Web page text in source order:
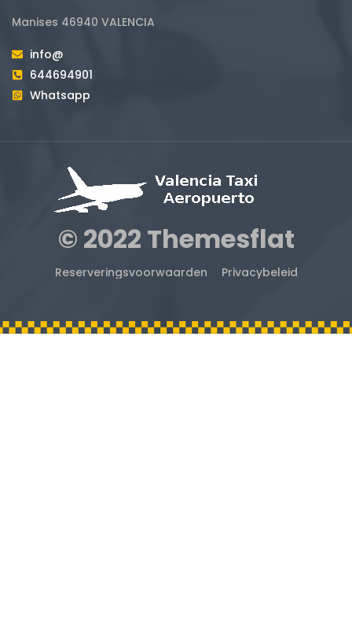
Manises 46940 VALENCIA
info@
644694901
Whatsapp
© 2022 Themesflat
Reserveringsvoorwaarden Privacybeleid